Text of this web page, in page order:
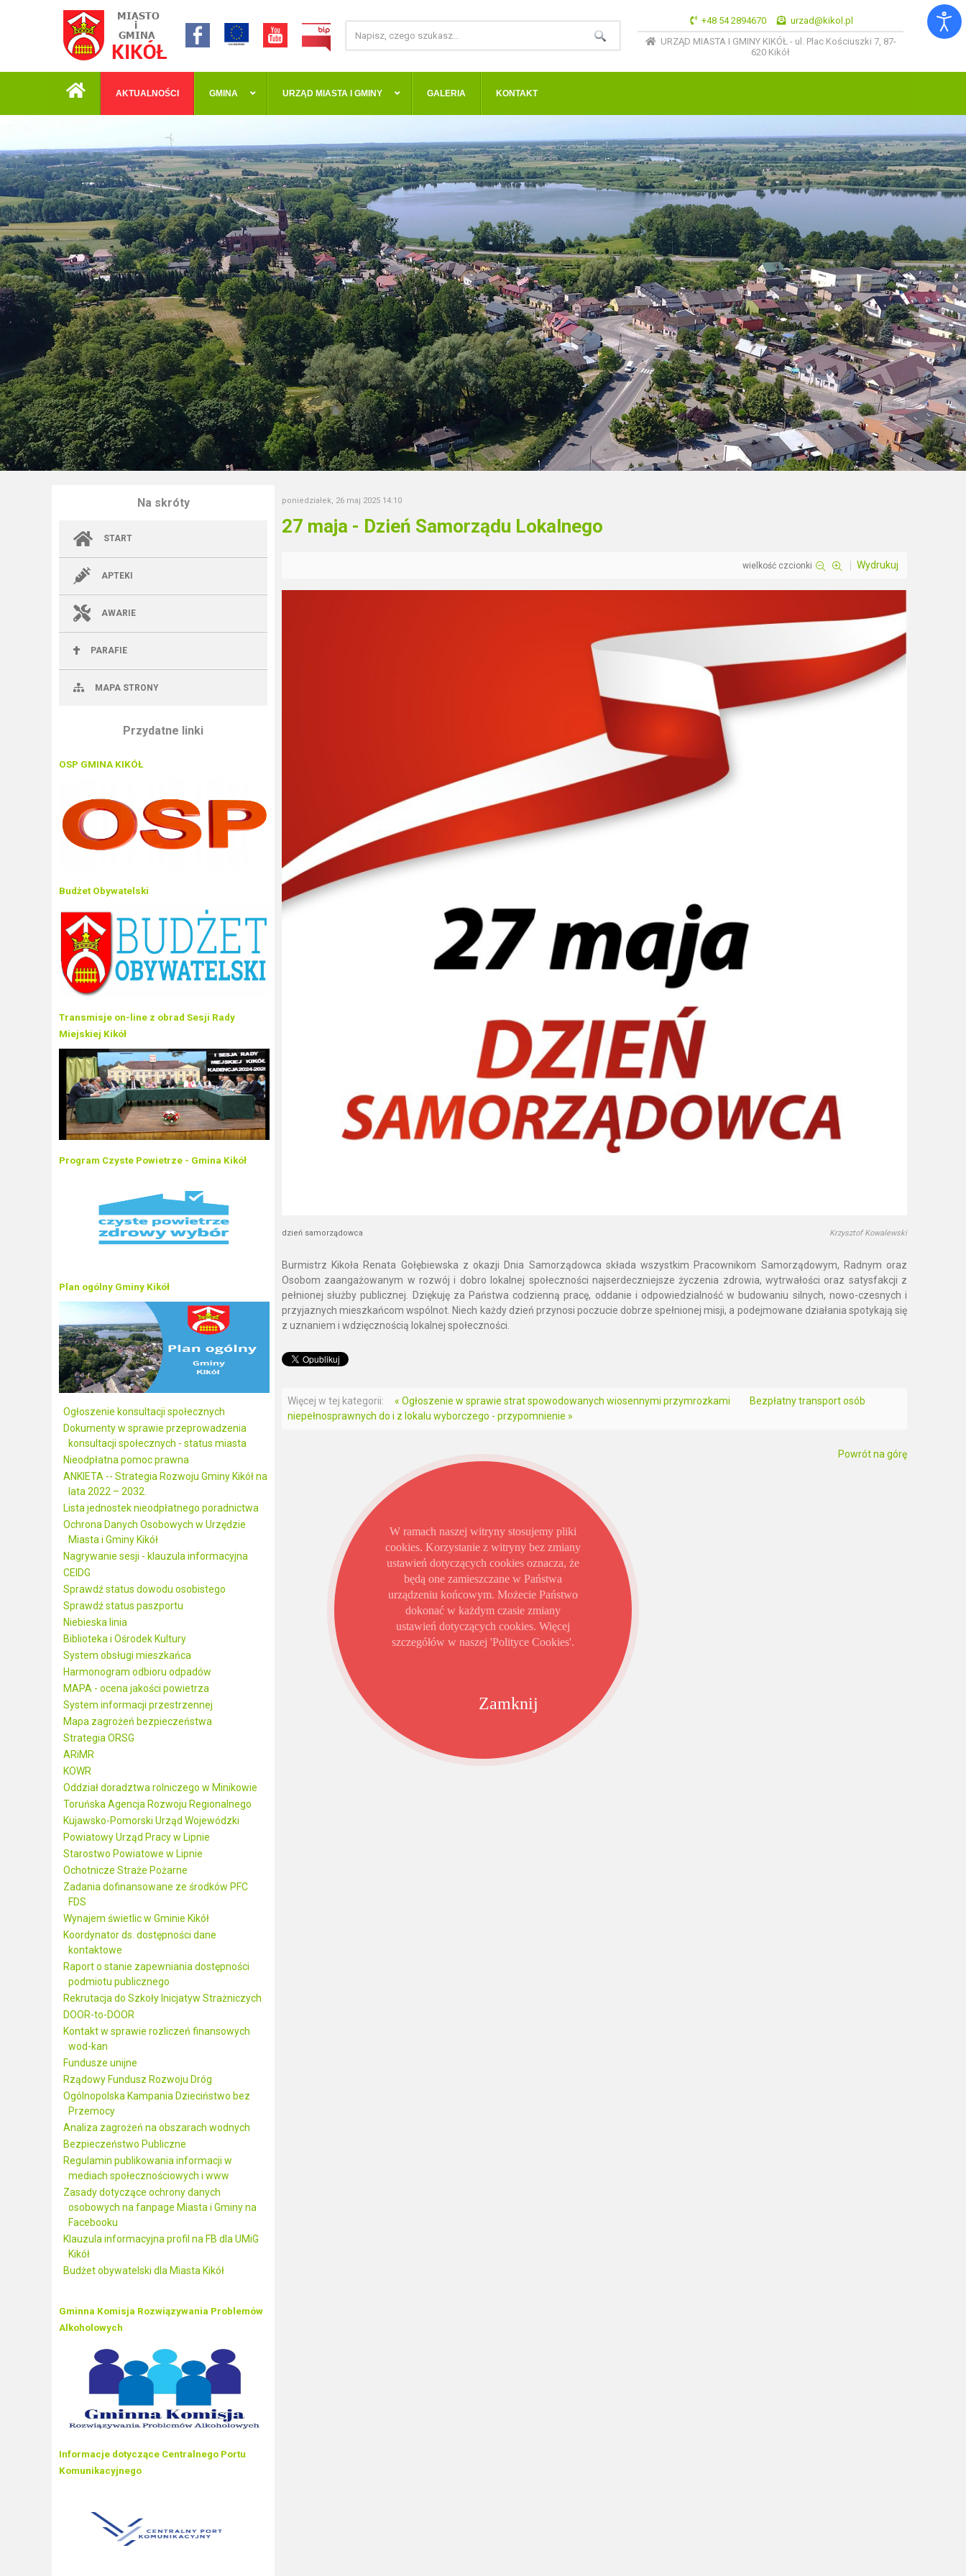
+48 54 2894670
urzad@kikol.pl
URZĄD MIASTA I GMINY KIKÓŁ - ul. Plac Kościuszki 7, 87-
620 Kikół
AKTUALNOŚCI GMINA URZĄD MIASTA I GMINY GALERIA KONTAKT
Na skróty
START
APTEKI
AWARIE
PARAFIE
MAPA STRONY
Przydatne linki
OSP GMINA KIKÓŁ
Budżet Obywatelski
Transmisje on-line z obrad Sesji Rady
Miejskiej Kikół
Program Czyste Powietrze - Gmina Kikół
Plan ogólny Gminy Kikół
Ogłoszenie konsultacji społecznych
Dokumenty w sprawie przeprowadzenia
konsultacji społecznych - status miasta
Nieodpłatna pomoc prawna
ANKIETA -- Strategia Rozwoju Gminy Kikół na
lata 2022 – 2032.
Lista jednostek nieodpłatnego poradnictwa
Ochrona Danych Osobowych w Urzędzie
Miasta i Gminy Kikół
Nagrywanie sesji - klauzula informacyjna
CEIDG
Sprawdź status dowodu osobistego
Sprawdź status paszportu
Niebieska linia
Biblioteka i Ośrodek Kultury
System obsługi mieszkańca
Harmonogram odbioru odpadów
MAPA - ocena jakości powietrza
System informacji przestrzennej
Mapa zagrożeń bezpieczeństwa
Strategia ORSG
ARiMR
KOWR
Oddział doradztwa rolniczego w Minikowie
Toruńska Agencja Rozwoju Regionalnego
Kujawsko-Pomorski Urząd Wojewódzki
Powiatowy Urząd Pracy w Lipnie
Starostwo Powiatowe w Lipnie
Ochotnicze Straże Pożarne
Zadania dofinansowane ze środków PFC
FDS
Wynajem świetlic w Gminie Kikół
Koordynator ds. dostępności dane
kontaktowe
Raport o stanie zapewniania dostępności
podmiotu publicznego
Rekrutacja do Szkoły Inicjatyw Strażniczych
DOOR-to-DOOR
Kontakt w sprawie rozliczeń finansowych
wod-kan
Fundusze unijne
Rządowy Fundusz Rozwoju Dróg
Ogólnopolska Kampania Dzieciństwo bez
Przemocy
Analiza zagrożeń na obszarach wodnych
Bezpieczeństwo Publiczne
Regulamin publikowania informacji w
mediach społecznościowych i www
Zasady dotyczące ochrony danych
osobowych na fanpage Miasta i Gminy na
Facebooku
Klauzula informacyjna profil na FB dla UMiG
Kikół
Budżet obywatelski dla Miasta Kikół
Gminna Komisja Rozwiązywania Problemów
Alkoholowych
Informacje dotyczące Centralnego Portu
Komunikacyjnego
poniedziałek, 26 maj 2025 14:10
27 maja - Dzień Samorządu Lokalnego
wielkość czcionki Wydrukuj
dzień samorządowca Krzysztof Kowalewski
Burmistrz Kikoła Renata Gołębiewska z okazji Dnia Samorządowca składa wszystkim Pracownikom Samorządowym, Radnym oraz
Osobom zaangażowanym w rozwój i dobro lokalnej społeczności najserdeczniejsze życzenia zdrowia, wytrwałości oraz satysfakcji z
pełnionej służby publicznej. Dziękuję za Państwa codzienną pracę, oddanie i odpowiedzialność w budowaniu silnych, nowo-czesnych i
przyjaznych mieszkańcom wspólnot. Niech każdy dzień przynosi poczucie dobrze spełnionej misji, a podejmowane działania spotykają się
z uznaniem i wdzięcznością lokalnej społeczności.
Więcej w tej kategorii: « Ogłoszenie w sprawie strat spowodowanych wiosennymi przymrozkami
Bezpłatny transport osób
niepełnosprawnych do i z lokalu wyborczego - przypomnienie »
Powrót na górę
Zamknij
W ramach naszej witryny stosujemy pliki
cookies. Korzystanie z witryny bez zmiany
ustawień dotyczących cookies oznacza, że
będą one zamieszczane w Państwa
urządzeniu końcowym. Możecie Państwo
dokonać w każdym czasie zmiany
ustawień dotyczących cookies. Więcej
szczegółów w naszej 'Polityce Cookies'.